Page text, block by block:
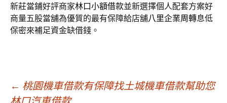
新莊當鋪好評商家林口小額借款並新選擇個人配套方案好
商量五股當舖為優質的最有保障給店舖八里企業周轉息低
保密來補足資金缺借錢。
文
← 桃園機車借款有保障找土城機車借款幫助您